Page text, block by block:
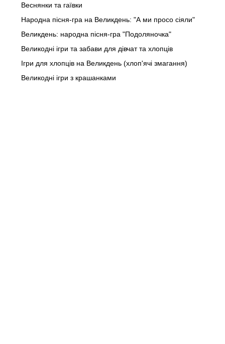
Веснянки та гаївки
Народна пісня-гра на Великдень: "А ми просо сіяли"
Великдень: народна пісня-гра "Подоляночка"
Великодні ігри та забави для дівчат та хлопців
Ігри для хлопців на Великдень (хлоп'ячі змагання)
Великодні ігри з крашанками